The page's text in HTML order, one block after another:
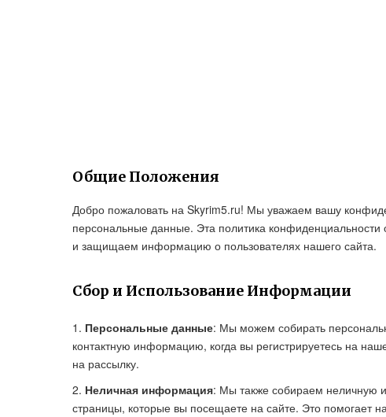
Общие Положения
Добро пожаловать на Skyrim5.ru! Мы уважаем вашу
персональные данные. Эта политика
и защищаем информацию о пользователях нашего сайта.
Сбор и Использование Информации
Персональные данные: Мы можем собирать
контактную информацию, когда вы регистрируетесь на
на рассылку.
Неличная информация: Мы также собираем неличную
страницы, которые вы посещаете на сайте. Это помогает